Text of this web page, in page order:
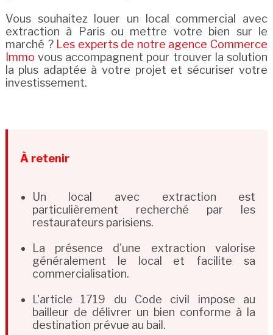
Vous souhaitez louer un local commercial avec
extraction à Paris ou mettre votre bien sur le
marché ? Les experts de notre agence Commerce
Immo vous accompagnent pour trouver la solution
la plus adaptée à votre projet et sécuriser votre
investissement.
À retenir
Un local avec extraction est
particulièrement recherché par les
restaurateurs parisiens.
La présence d'une extraction valorise
généralement le local et facilite sa
commercialisation.
L'article 1719 du Code civil impose au
bailleur de délivrer un bien conforme à la
destination prévue au bail.